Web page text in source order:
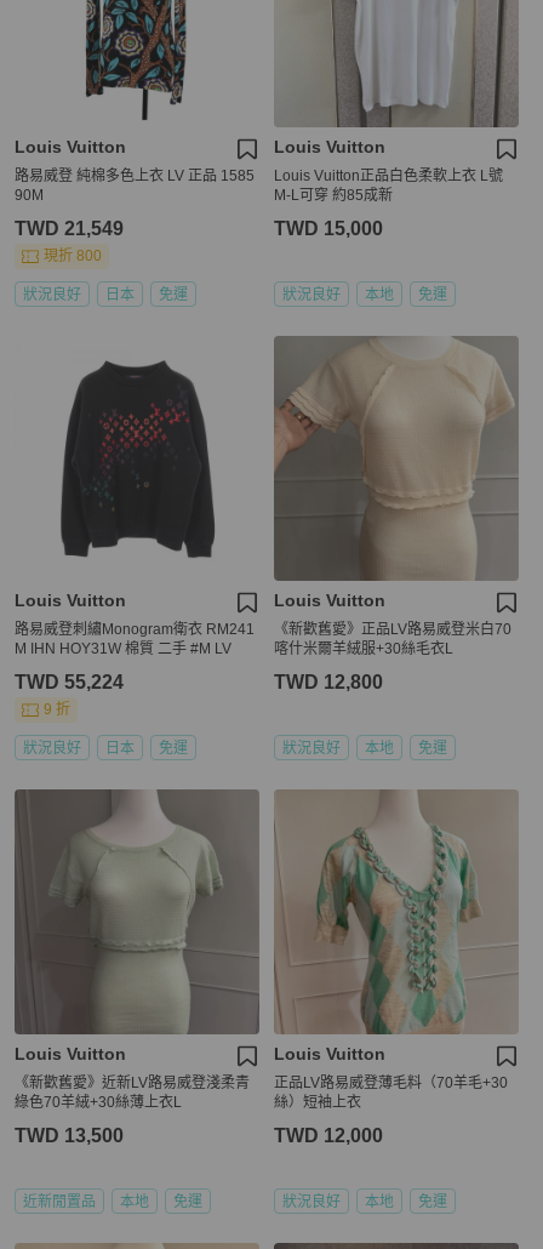
Louis Vuitton
路易威登 純棉多色上衣 LV 正品 1585
90M
TWD 21,549
現折 800
狀況良好 日本 免運
Louis Vuitton
Louis Vuitton正品白色柔軟上衣 L號
M-L可穿 約85成新
TWD 15,000
狀況良好 本地 免運
Louis Vuitton
路易威登刺繡Monogram衛衣 RM241
M IHN HOY31W 棉質 二手 #M LV
TWD 55,224
9 折
狀況良好 日本 免運
Louis Vuitton
《新歡舊愛》正品LV路易威登米白70
喀什米爾羊絨服+30絲毛衣L
TWD 12,800
狀況良好 本地 免運
Louis Vuitton
《新歡舊愛》近新LV路易威登淺柔青
綠色70羊絨+30絲薄上衣L
TWD 13,500
近新閒置品 本地 免運
Louis Vuitton
正品LV路易威登薄毛料（70羊毛+30
絲）短袖上衣
TWD 12,000
狀況良好 本地 免運